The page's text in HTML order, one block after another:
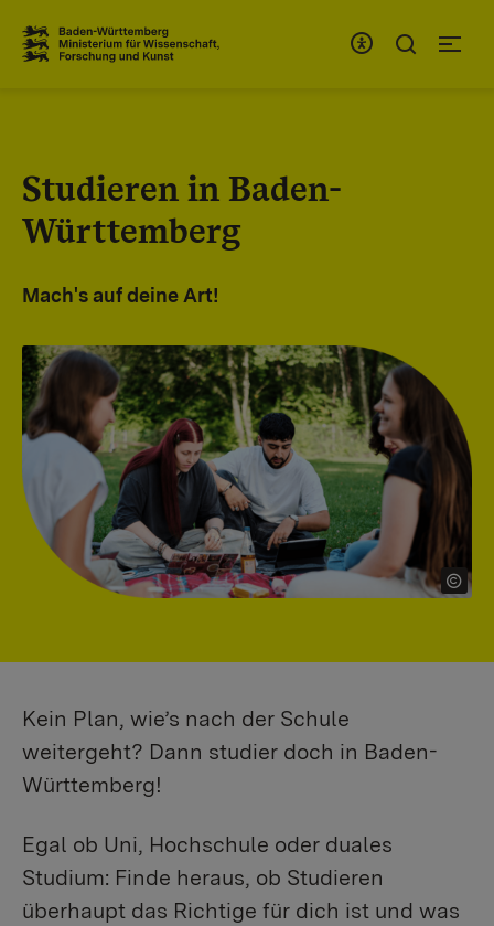
Studieren in Baden-
Württemberg
Mach's auf deine Art!
Kein Plan, wie’s nach der Schule
weitergeht? Dann studier doch in Baden-
Württemberg!
Egal ob Uni, Hochschule oder duales
Studium: Finde heraus, ob Studieren
überhaupt das Richtige für dich ist und was